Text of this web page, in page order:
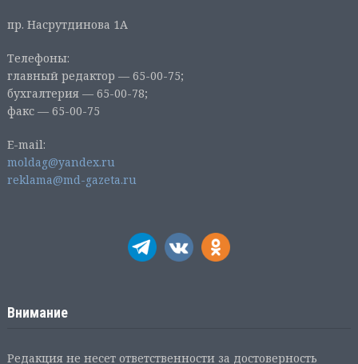
пр. Насрутдинова 1А
Телефоны:
главный редактор — 65-00-75;
бухгалтерия — 65-00-78;
факс — 65-00-75
E-mail:
moldag@yandex.ru
reklama@md-gazeta.ru
Внимание
Редакция не несет ответственности за достоверность